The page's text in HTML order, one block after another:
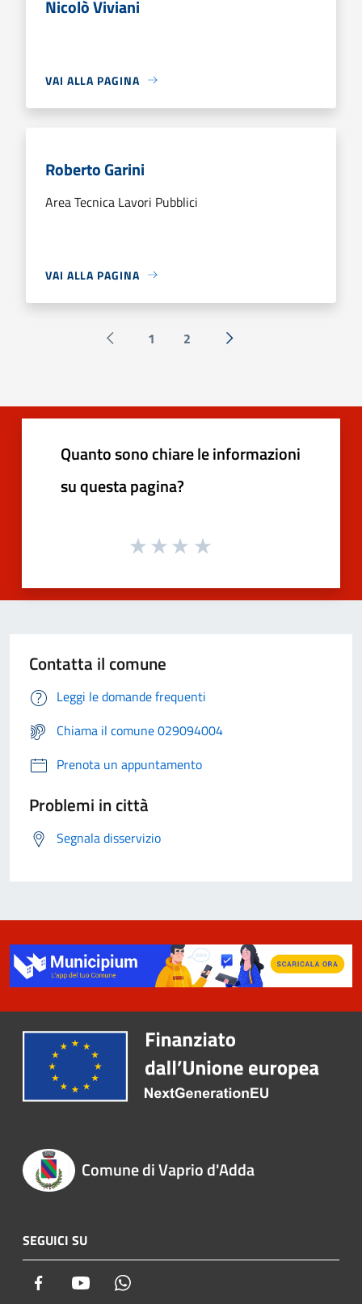
Nicolò Viviani
VAI ALLA PAGINA
Roberto Garini
Area Tecnica Lavori Pubblici
VAI ALLA PAGINA
Pagina precedente
1 2 Successiva »
Quanto sono chiare le informazioni
su questa pagina?
Contatta il comune
Leggi le domande frequenti
Chiama il comune 029094004
Prenota un appuntamento
Problemi in città
Segnala disservizio
Comune di Vaprio d'Adda
SEGUICI SU
Facebook Youtube